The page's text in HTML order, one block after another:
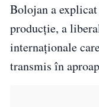
Bolojan a
producție, a
internaționale
transmis în